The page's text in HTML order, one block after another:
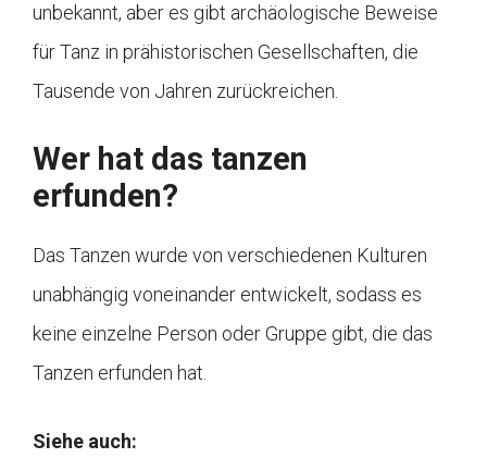
unbekannt, aber es gibt archäologische Beweise
für Tanz in prähistorischen Gesellschaften, die
Tausende von Jahren zurückreichen.
Wer hat das tanzen
erfunden?
Das Tanzen wurde von verschiedenen Kulturen
unabhängig voneinander entwickelt, sodass es
keine einzelne Person oder Gruppe gibt, die das
Tanzen erfunden hat.
Siehe auch: